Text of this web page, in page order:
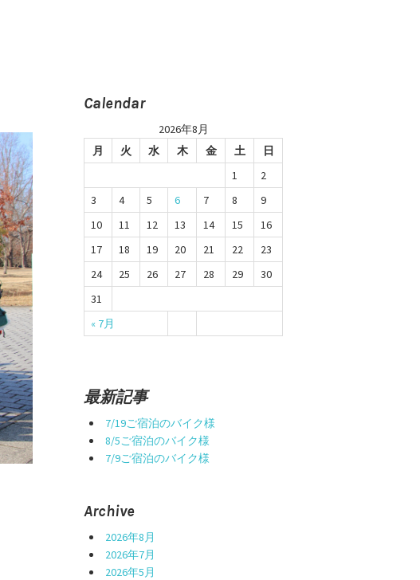
Calendar
2026年8月
月
火 水 木 金 土 日
« 7月
1
2
3
4 5 6 7 8
9
10
11 12 13 14 15
16
17
18 19 20 21 22
23
24
25 26 27 28 29
30
31
最新記事
7/19ご宿泊のバイク様
8/5ご宿泊のバイク様
7/9ご宿泊のバイク様
Archive
2026年8月
2026年7月
2026年5月